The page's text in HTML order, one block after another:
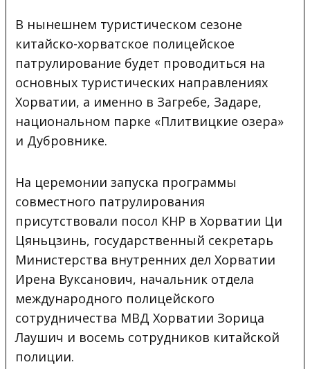
В нынешнем туристическом сезоне
китайско-хорватское полицейское
патрулирование будет проводиться на
основных туристических направлениях
Хорватии, а именно в Загребе, Задаре,
национальном парке «Плитвицкие озера»
и Дубровнике.
На церемонии запуска программы
совместного патрулирования
присутствовали посол КНР в Хорватии Ци
Цяньцзинь, государственный секретарь
Министерства внутренних дел Хорватии
Ирена Вуксанович, начальник отдела
международного полицейского
сотрудничества МВД Хорватии Зорица
Лаушич и восемь сотрудников китайской
полиции.